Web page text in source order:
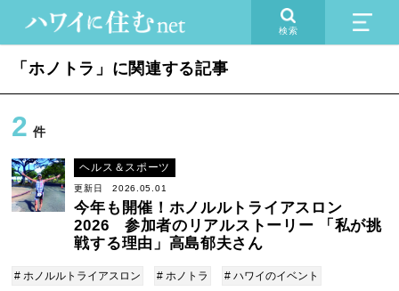
検索
「ホノトラ」に関連する記事
2 件
ヘルス＆スポーツ
更新日 2026.05.01
今年も開催！ホノルルトライアスロン
2026 参加者のリアルストーリー 「私が挑
戦する理由」高島郁夫さん
# ホノルルトライアスロン # ホノトラ # ハワイのイベント